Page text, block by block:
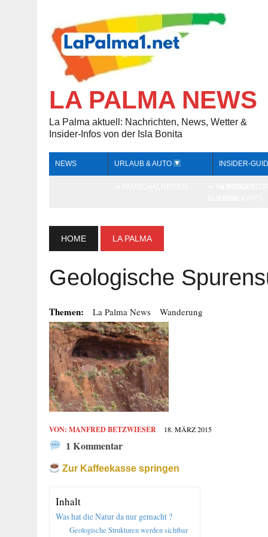
LA PALMA NEWS
La Palma aktuell: Nachrichten, News, Wetter &
Insider-Infos von der Isla Bonita
NEWS URLAUB & AUTO INSIDER-
HOME LA PALMA
Geologische
Themen: La Palma News Wanderung
VON: MANFRED BETZWIESER 18. MÄRZ 2015
1 Kommentar
Zur Kaffeekasse springen
Inhalt
Was hat die Natur da nur gemacht ?
Geologische Strukturen werden sichtbar